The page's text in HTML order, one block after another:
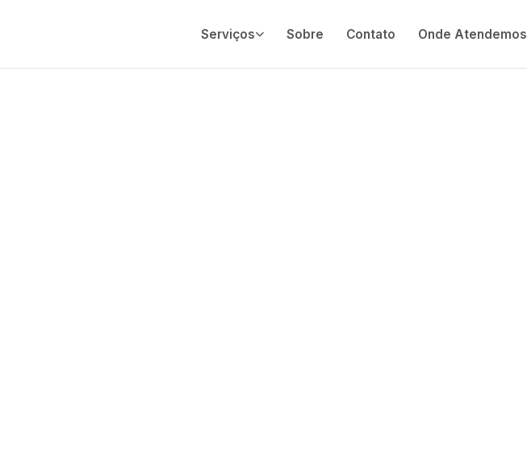
Serviços Sobre Contato Onde Atendemos